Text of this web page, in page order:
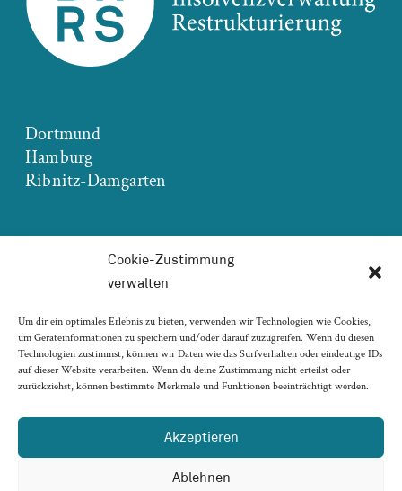
Cookie-Zustimmung
verwalten
Um dir ein optimales Erlebnis zu bieten, verwenden wir Technologien wie Cookies,
um Geräteinformationen zu speichern und/oder darauf zuzugreifen. Wenn du diesen
Technologien zustimmst, können wir Daten wie das Surfverhalten oder eindeutige IDs
auf dieser Website verarbeiten. Wenn du deine Zustimmung nicht erteilst oder
zurückziehst, können bestimmte Merkmale und Funktionen beeinträchtigt werden.
Akzeptieren
Ablehnen
Dortmund
Hamburg
Ribnitz-Damgarten
Impressum
Datenschutz
Kontakt